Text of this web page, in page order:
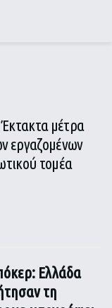
μέτρα
εργαζομένων
τομέα
Ελλάδα
τη